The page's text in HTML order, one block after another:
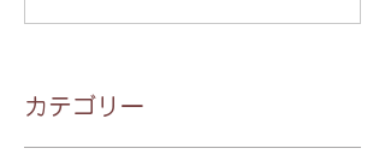
​カテゴリー